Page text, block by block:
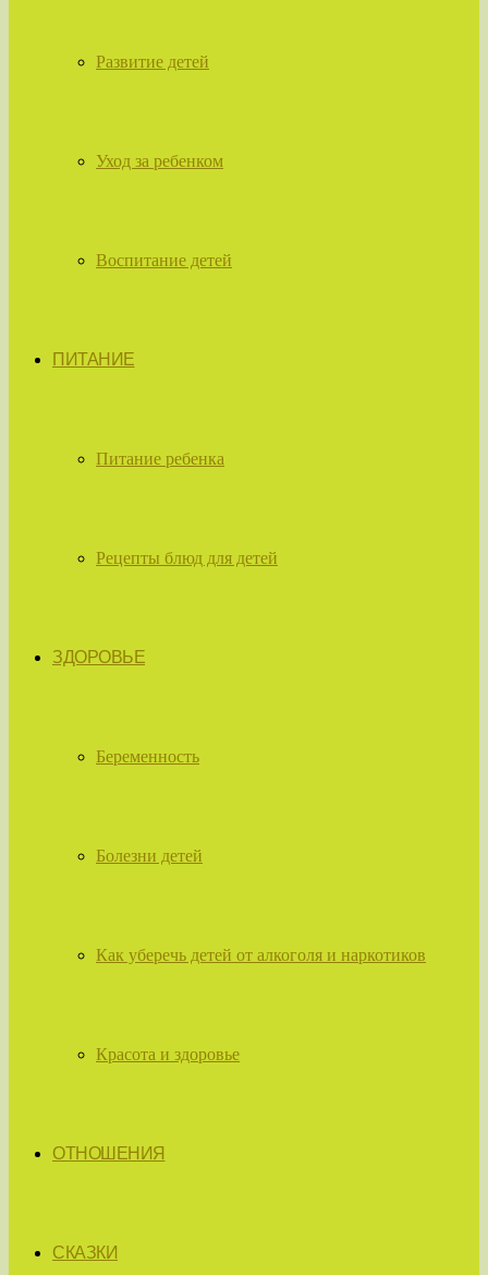
Развитие детей
Уход за ребенком
Воспитание детей
ПИТАНИЕ
Питание ребенка
Рецепты блюд для детей
ЗДОРОВЬЕ
Беременность
Болезни детей
Как уберечь детей от алкоголя и наркотиков
Красота и здоровье
ОТНОШЕНИЯ
СКАЗКИ